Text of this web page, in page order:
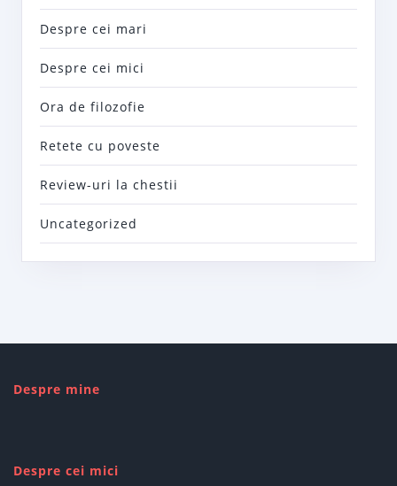
Despre cei mari
Despre cei mici
Ora de filozofie
Retete cu poveste
Review-uri la chestii
Uncategorized
Despre mine
Despre cei mici